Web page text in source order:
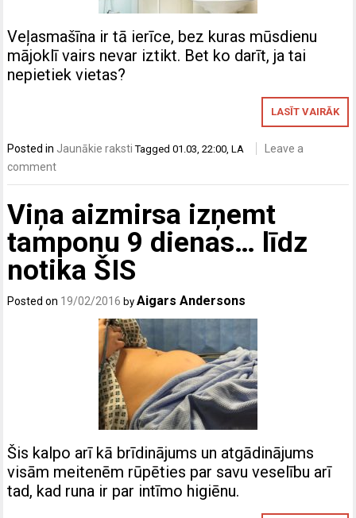
Veļasmašīna ir tā ierīce, bez kuras mūsdienu
mājoklī vairs nevar iztikt. Bet ko darīt, ja tai
nepietiek vietas?
LASĪT VAIRĀK
Posted in Jaunākie raksti Tagged01.03,22:00,LA
Leave a
comment
Viņa aizmirsa izņemt
tamponu 9 dienas… līdz
notika ŠIS
Posted on 19/02/2016 byAigars Andersons
Šis kalpo arī kā brīdinājums un atgādinājums
visām meitenēm rūpēties par savu veselību arī
tad, kad runa ir par intīmo higiēnu.